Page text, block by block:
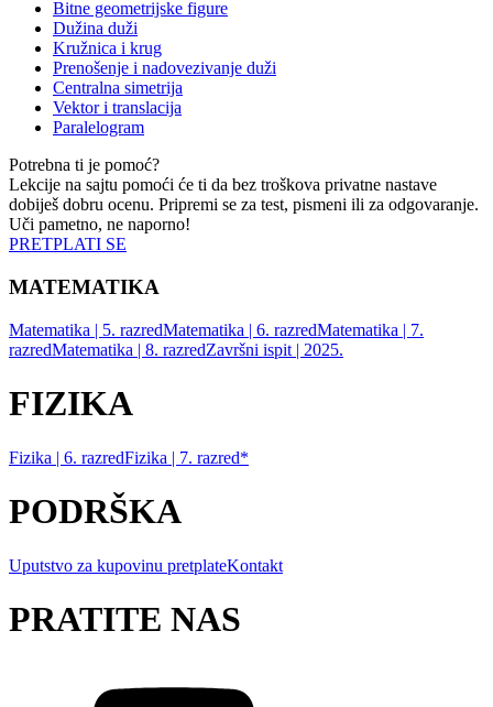
Bitne geometrijske figure
Dužina duži
Kružnica i krug
Prenošenje i nadovezivanje duži
Centralna simetrija
Vektor i translacija
Paralelogram
Potrebna ti je pomoć?
Lekcije na sajtu pomoći će ti da bez troškova privatne nastave
dobiješ dobru ocenu. Pripremi se za test, pismeni ili za odgovaranje.
Uči pametno, ne naporno!
PRETPLATI SE
MATEMATIKA
Matematika | 5. razredMatematika | 6. razredMatematika | 7.
razredMatematika | 8. razredZavršni ispit | 2025.
FIZIKA
Fizika | 6. razredFizika | 7. razred*
PODRŠKA
Uputstvo za kupovinu pretplateKontakt
PRATITE NAS